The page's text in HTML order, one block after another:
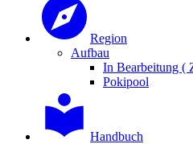
Region
Aufbau
In Bearbeitung (
Pokipool
Handbuch